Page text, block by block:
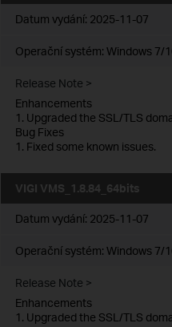
Datum vydání: 2025-11-07
Operační systém: Windows 7/
Release Note >
Enhancements
1. Upgraded the SSL/TLS
Bug Fixes
1. Fixed some known issues.
VIGI VMS_1.8.84_64bits
Datum vydání: 2025-11-07
Operační systém: Windows 7/
Release Note >
Enhancements
1. Upgraded the SSL/TLS